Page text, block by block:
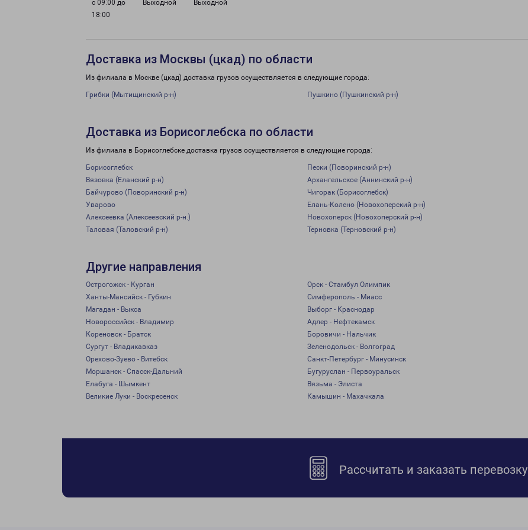
с 09:00 до
18:00
Выходной Выходной
Доставка из Москвы (цкад) по области
Из филиала в Москве (цкад) доставка грузов осуществляется в следующие города:
Грибки (Мытищинский р-н) Пушкино (Пушкинский р-н)
Доставка из Борисоглебска по области
Из филиала в Борисоглебске доставка грузов осуществляется в следующие города:
Борисоглебск Пески (Поворинский р-н)
Вязовка (Еланский р-н)
Архангельское (Аннинский р-н)
Байчурово (Поворинский р-н)
Чигорак (Борисоглебск)
Уварово
Елань-Колено (Новохоперский р-н)
Алексеевка (Алексеевский р-н.)
Новохоперск (Новохоперский р-н)
Таловая (Таловский р-н)
Терновка (Терновский р-н)
Другие направления
Острогожск - Курган Орск - Стамбул Олимпик
Ханты-Мансийск - Губкин
Симферополь - Миасс
Магадан - Выкса
Выборг - Краснодар
Новороссийск - Владимир
Адлер - Нефтекамск
Кореновск - Братск
Боровичи - Нальчик
Сургут - Владикавказ
Зеленодольск - Волгоград
Орехово-Зуево - Витебск
Санкт-Петербург - Минусинск
Моршанск - Спасск-Дальний
Бугуруслан - Первоуральск
Елабуга - Шымкент
Вязьма - Элиста
Великие Луки - Воскресенск
Камышин - Махачкала
Рассчитать и заказать перевозку